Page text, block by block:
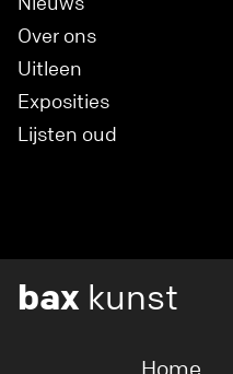
Over ons
Uitleen
Exposities
Lijsten oud
bax kunst
Home